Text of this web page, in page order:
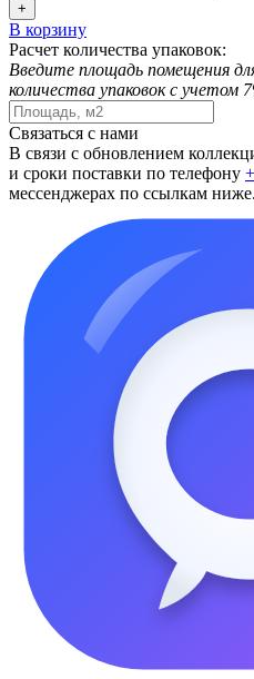
+
В корзину
Расчет количества упаковок:
Введите площадь помещения
количества упаковок с учетом
Связаться с нами
В связи с обновлением
и сроки поставки по телефону
мессенджерах по ссылкам ниже.